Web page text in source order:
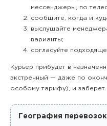
мессенджеры, по
сообщите, когда и
выслушайте
варианты;
согласуйте
Курьер прибудет в
экстренный — даже по
особому тарифу), и заберет
География перевозок